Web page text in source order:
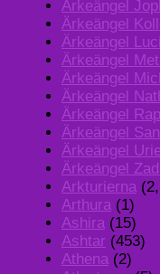
Ärkeängel
Ärkeängel
Ärkeängel
Ärkeängel
Ärkeängel
Ärkeängel
Ärkeängel
Ärkeängel
Ärkeängel
Ärkeängel
Arkturierna
Arthura (1)
Ashira (15)
Ashtar (453)
Athena (2)